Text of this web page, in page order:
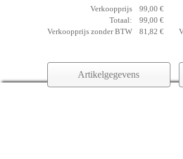
Verkoopprijs
99,00 €
Totaal:
99,00 €
Verkoopprijs zonder BTW
81,82 €
Artikelgegevens